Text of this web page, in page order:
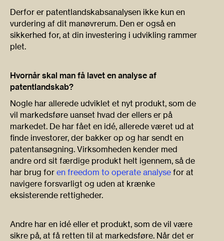
Derfor er patentlandskabsanalysen ikke kun en
vurdering af dit manøvrerum. Den er også en
sikkerhed for, at din investering i udvikling rammer
plet.
Hvornår skal man få lavet en analyse af
patentlandskab?
Nogle har allerede udviklet et nyt produkt, som de
vil markedsføre uanset hvad der ellers er på
markedet. De har fået en idé, allerede været ud at
finde investorer, der bakker op og har sendt en
patentansøgning. Virksomheden kender med
andre ord sit færdige produkt helt igennem, så de
har brug for en freedom to operate analyse for at
navigere forsvarligt og uden at krænke
eksisterende rettigheder.
Andre har en idé eller et produkt, som de vil være
sikre på, at få retten til at markedsføre. Når det er